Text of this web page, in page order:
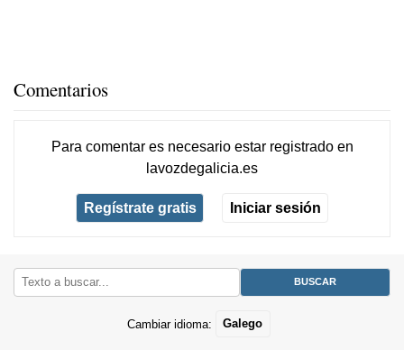
Comentarios
Para comentar es necesario estar registradoen
lavozdegalicia.es
Regístrate gratis Iniciar sesión
Cambiar idioma: Galego